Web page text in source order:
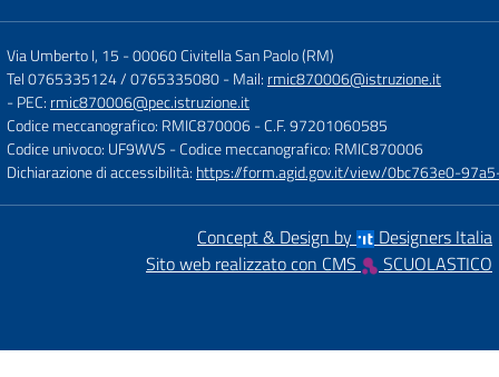
Via Umberto I, 15 -00060 Civitella San Paolo (RM)
Tel 0765335124 / 0765335080- Mail: rmic870006@istruzione.it
- PEC: rmic870006@pec.istruzione.it
Codice meccanografico: RMIC870006- C.F. 97201060585
Codice univoco: UF9WVS - Codice meccanografico: RMIC870006
Dichiarazione di accessibilità: https://form.agid.gov.it/view/0bc763e0-
Concept & Design by
Designers Italia
Sito web realizzato con CMS
SCUOLASTICO